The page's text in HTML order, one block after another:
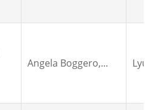
Angela Boggero,...